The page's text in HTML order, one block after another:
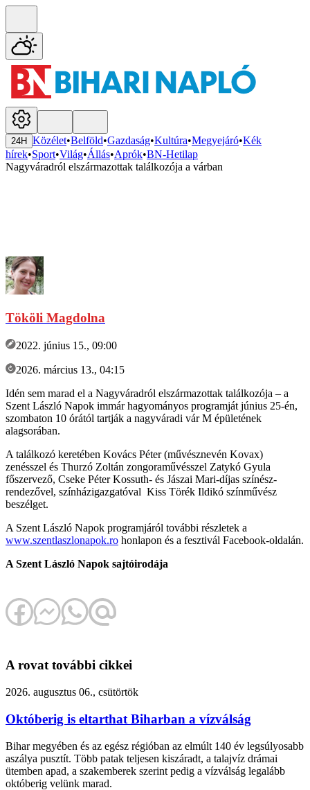
24H Közélet•Belföld•Gazdaság•Kultúra•Megyejáró•Kék
hírek•Sport•Világ•Állás•Aprók•BN-Hetilap
Nagyváradról elszármazottak találkozója a várban
Tököli Magdolna
2022. június 15., 09:00
2026. március 13., 04:15
Idén sem marad el a Nagyváradról elszármazottak találkozója – a
Szent László Napok immár hagyományos programját június 25-én,
szombaton 10 órától tartják a nagyváradi vár M épületének
alagsorában.
A találkozó keretében Kovács Péter (művésznevén Kovax)
zenésszel és Thurzó Zoltán zongoraművésszel Zatykó Gyula
főszervező, Cseke Péter Kossuth- és Jászai Mari-díjas színész-
rendezővel, színházigazgatóval Kiss Törék Ildikó színművész
beszélget.
A Szent László Napok programjáról további részletek a
www.szentlaszlonapok.ro honlapon és a fesztivál Facebook-oldalán.
A Szent László Napok sajtóirodája
A rovat további cikkei
2026. augusztus 06., csütörtök
Októberig is eltarthat Biharban a vízválság
Bihar megyében és az egész régióban az elmúlt 140 év legsúlyosabb
aszálya pusztít. Több patak teljesen kiszáradt, a talajvíz drámai
ütemben apad, a szakemberek szerint pedig a vízválság legalább
októberig velünk marad.